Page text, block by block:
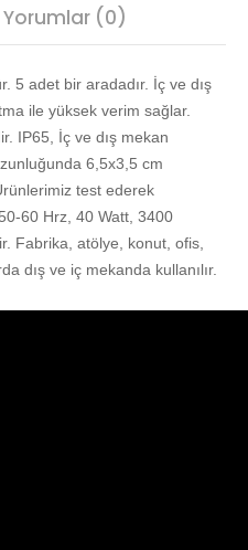
Yorumlar (0)
5 adet bir aradadır. İç ve dış
ile yüksek verim sağlar.
IP65, İç ve dış mekan
6,5x3,5 cm
test ederek
60 Hrz, 40 Watt, 3400
Fabrika, atölye, konut, ofis,
dış ve iç mekanda kullanılır.